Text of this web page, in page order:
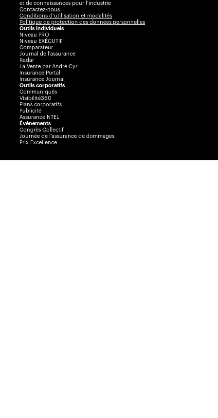
et de connaissances pour l’industrie
Contactez-nous
Conditions d’utilisation et modalités
Politique de protection des données personnelles
Outils individuels
Niveau PRO
Niveau EXÉCUTIF
Comparateur
Journal de l’assurance
Radar
La Vente par André Cyr
Insurance Portal
Insurance Journal
Outils corporatifs
Communiqués
Visibilité360
Plans corporatifs
Publicité
AssuranceINTEL
Événements
Congrès Collectif
Journée de l’assurance de dommages
Prix Excellence